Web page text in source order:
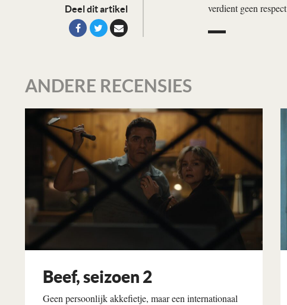
Deel dit artikel
verdient geen
ANDERE RECENSIES
Beef, seizoen 2
Geen persoonlijk akkefietje, maar een internationaal